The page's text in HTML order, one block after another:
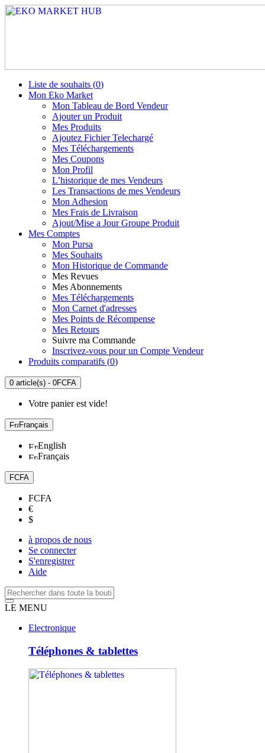
Liste de souhaits (0)
Mon Eko Market
Mon Tableau de Bord Vendeur
Ajouter un Produit
Mes Produits
Ajoutez Fichier Telechargé
Mes Téléchargements
Mes Coupons
Mon Profil
L’historique de mes Vendeurs
Les Transactions de mes Vendeurs
Mon Adhesion
Mes Frais de Livraison
Ajout/Mise a Jour Groupe Produit
Mes Comptes
Mon Pursa
Mes Souhaits
Mon Historique de Commande
Mes Revues
Mes Abonnements
Mes Téléchargements
Mon Carnet d'adresses
Mes Points de Récompense
Mes Retours
Suivre ma Commande
Inscrivez-vous pour un Compte Vendeur
Produits comparatifs (0)
0 article(s) - 0FCFA
Votre panier est vide!
Français
English
Français
FCFA
FCFA
€
$
à propos de nous
Se connecter
S'enregistrer
Aide
LE MENU
Electronique
Téléphones & tablettes